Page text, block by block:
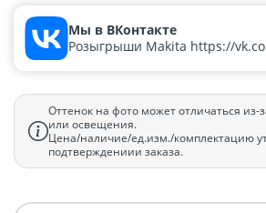
Мы в ВКонтакте
Розыгрыши Makita https://
Оттенок на фото может отличаться из-
или освещения.
Цена/наличие/ед.изм./комплектацию
подтверждениии заказа.